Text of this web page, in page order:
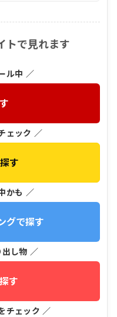
トで見れます
ル中 ／
ェック ／
す
かも ／
グで探す
し物 ／
す
チェック ／